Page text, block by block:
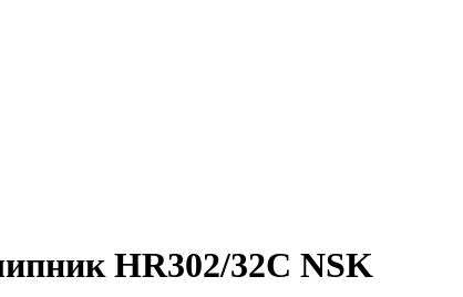
HR302/32C NSK